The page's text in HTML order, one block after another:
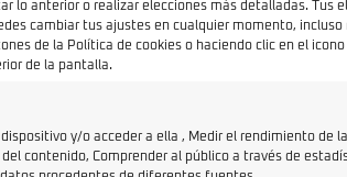
lo anterior o realizar elecciones más detalladas. Tus
cambiar tus ajustes en cualquier momento,
de la Política de cookies o haciendo clic en el icono
de la pantalla.
y/o acceder a ella , Medir el rendimiento de la
contenido, Comprender al público a través de